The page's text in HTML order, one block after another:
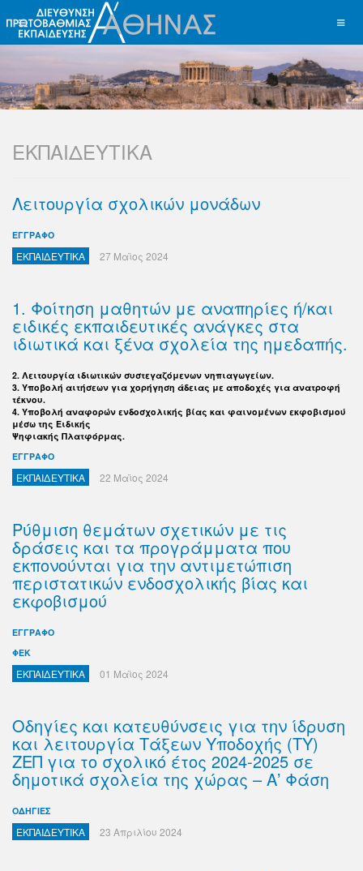
ΕΚΠΑΙΔΕΥΤΙΚΑ
Λειτουργία σχολικών μονάδων
ΕΓΓΡΑΦΟ
ΕΚΠΑΙΔΕΥΤΙΚΑ 27 Μαϊος 2024
1. Φοίτηση μαθητών με αναπηρίες ή/και
ειδικές εκπαιδευτικές ανάγκες στα
ιδιωτικά και ξένα σχολεία της ημεδαπής.
2. Λειτουργία ιδιωτικών συστεγαζόμενων νηπιαγωγείων.
3. Υποβολή αιτήσεων για χορήγηση άδειας με αποδοχές για ανατροφή
τέκνου.
4. Υποβολή αναφορών ενδοσχολικής βίας και φαινομένων εκφοβισμού
μέσω της Ειδικής
Ψηφιακής Πλατφόρμας.
ΕΓΓΡΑΦΟ
ΕΚΠΑΙΔΕΥΤΙΚΑ 22 Μαϊος 2024
Ρύθμιση θεμάτων σχετικών με τις
δράσεις και τα προγράμματα που
εκπονούνται για την αντιμετώπιση
περιστατικών ενδοσχολικής βίας και
εκφοβισμού
ΕΓΓΡΑΦΟ
ΦΕΚ
ΕΚΠΑΙΔΕΥΤΙΚΑ 01 Μαϊος 2024
Οδηγίες και κατευθύνσεις για την ίδρυση
και λειτουργία Τάξεων Υποδοχής (ΤΥ)
ΖΕΠ για το σχολικό έτος 2024-2025 σε
δημοτικά σχολεία της χώρας – Α’ Φάση
ΟΔΗΓΙΕΣ
ΕΚΠΑΙΔΕΥΤΙΚΑ 23 Απριλίου 2024